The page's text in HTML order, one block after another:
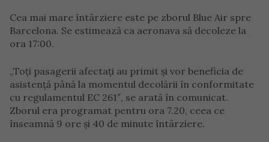
Cea mai mare întârziere este pe zborul Blue Air spre
Barcelona. Se estimează ca aeronava să decoleze la
ora 17:00.
„Toţi pasagerii afectaţi au primit şi vor beneficia de
asistenţă până la momentul decolării în conformitate
cu regulamentul EC 261″, se arată în comunicat.
Zborul era programat pentru ora 7.20, ceea ce
înseamnă 9 ore şi 40 de minute întârziere.